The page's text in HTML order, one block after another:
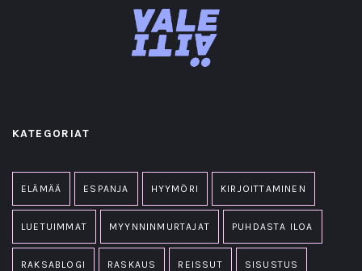
KATEGORIAT
ELÄMÄÄ ESPANJA HYYMÖRI KIRJOITTAMINEN
LUETUIMMAT MYYNNINMURTAJAT PUHDASTA ILOA
RAKSABLOGI RASKAUS REISSUT SISUSTUS